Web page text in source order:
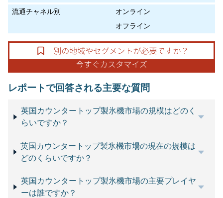
流通チャネル別
オンライン
オフライン
レポートで回答される主要な質問
英国カウンタートップ製氷機市場の規模はどのく
らいですか？
英国カウンタートップ製氷機市場の現在の規模は
どのくらいですか？
英国カウンタートップ製氷機市場の主要プレイヤ
ーは誰ですか？